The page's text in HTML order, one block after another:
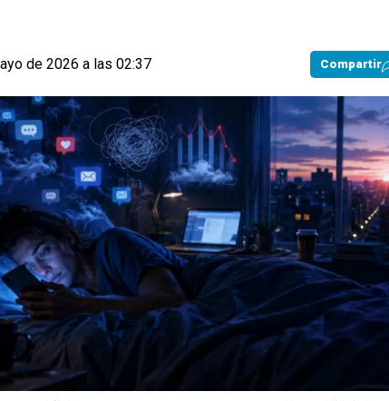
de 2026 a las 02:37 Compartir